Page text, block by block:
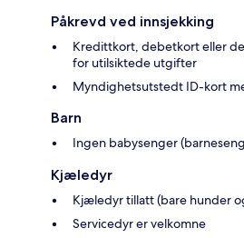
Påkrevd ved innsjekking
Kredittkort, debetkort eller
for utilsiktede utgifter
Myndighetsutstedt ID-kort
Barn
Ingen babysenger
Kjæledyr
Kjæledyr tillatt (bare hunder
Servicedyr er velkomne